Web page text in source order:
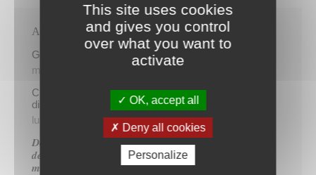
Articles récents
Gratuité du parking de l’HDV le dimanche matin
mercredi 5 août
Cinq demandeurs d’emploi de Papeete intègrent le
dispositif TIATURI AMO
lundi 3 août
𝑫𝒆𝒖𝒙 𝒔𝒂𝒑𝒆𝒖𝒓𝒔-𝒑𝒐𝒎𝒑𝒊𝒆𝒓𝒔 𝒅𝒆 𝑷𝒂𝒑𝒆𝒆𝒕𝒆 𝒂𝒖𝒙 𝒄𝒐̂𝒕𝒆́𝒔 𝒅𝒖
𝒅𝒆́𝒕𝒂𝒄𝒉𝒆𝒎𝒆𝒏𝒕 𝒑𝒐𝒍𝒚𝒏𝒆́𝒔𝒊𝒆𝒏 𝒆𝒏 𝒓𝒆𝒏𝒇𝒐𝒓𝒕 𝒅𝒆𝒔 𝒆́𝒒𝒖𝒊𝒑𝒆𝒔
𝒎𝒐𝒃𝒊𝒍𝒊𝒔𝒆́𝒆𝒔 𝒅𝒂𝒏𝒔 𝒍’𝑯𝒆𝒙𝒂𝒈𝒐𝒏𝒆
This site uses cookies
and gives you control
over what you want to
activate
OK, accept all
Deny all cookies
Personalize